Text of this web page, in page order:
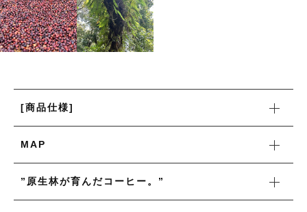
[商品仕様]
MAP
”原生林が育んだコーヒー。”
コーヒー器具
その他
当店について
お知らせ
その他
その他
在庫あり セール